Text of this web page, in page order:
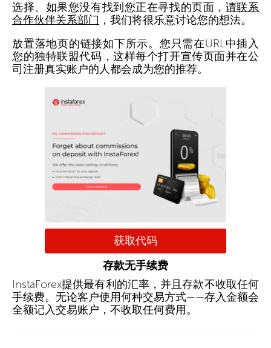
选择。如果您没有找到您正在寻找的页面， 请联系
合作伙伴关系部门 ，我们将很乐意讨论您的想法。
放置落地页的链接如下所示。您只需在URL中插入
您的独特联盟代码，这样每个打开宣传页面并在公
司注册真实账户的人都会成为您的推荐。
获取代码
存款无手续费
InstaForex提供最有利的汇率，并且存款不收取任何
手续费。无论客户使用何种交易方式——存入金额会
全额记入交易账户，不收取任何费用。